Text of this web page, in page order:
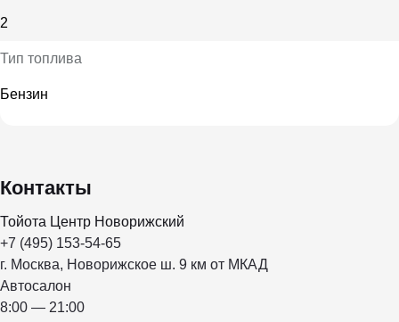
2
Тип топлива
Бензин
Контакты
Тойота Центр Новорижский
+7 (495) 153-54-65
г. Москва, Новорижское ш. 9 км от МКАД
Автосалон
8:00 — 21:00